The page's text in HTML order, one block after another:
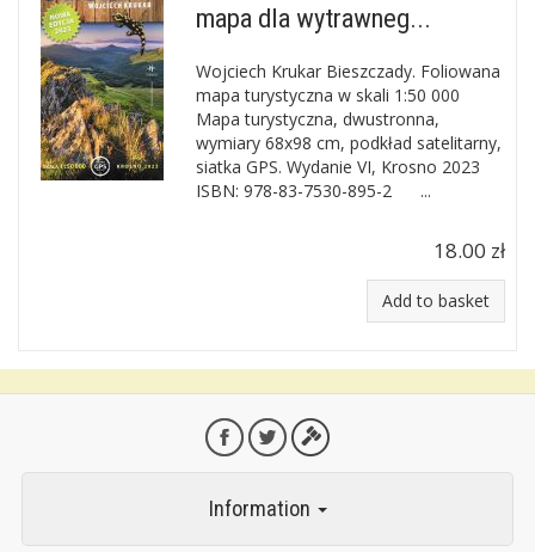
mapa dla wytrawneg...
Wojciech Krukar Bieszczady. Foliowana
mapa turystyczna w skali 1:50 000
Mapa turystyczna, dwustronna,
wymiary 68x98 cm, podkład satelitarny,
siatka GPS. Wydanie VI, Krosno 2023
ISBN: 978-83-7530-895-2 ...
18.00 zł
Add to basket
Information